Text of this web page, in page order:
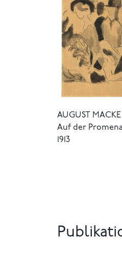
AUGUST MACKE
Auf der
1913